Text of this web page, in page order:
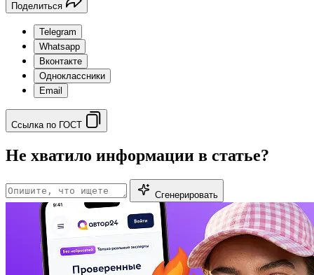
Поделиться
Telegram
Whatsapp
Вконтакте
Одноклассники
Email
Ссылка по ГОСТ
Не хватило информации в статье?
Сгенерировать